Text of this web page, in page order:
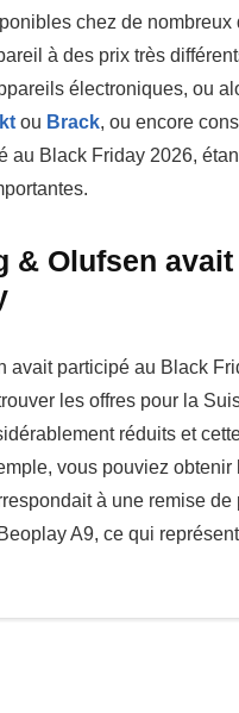
chez de
à des prix très
électroniques, ou
ou Brack, ou encore
au Black Friday 2026,
& Olufsen
avait participé au Black
les offres pour la
réduits et
vous pouviez
à une remise
A9, ce qui